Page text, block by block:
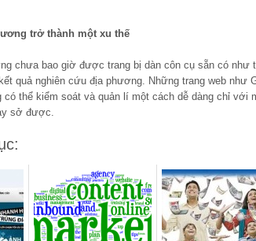
trở thành một xu thế
chưa bao giờ được trang bị dàn côn cụ sẵn có như
quả nghiên cứu địa phương. Những trang web như
có thể kiểm soát và quản lí một cách dễ dàng chỉ với
sở được.